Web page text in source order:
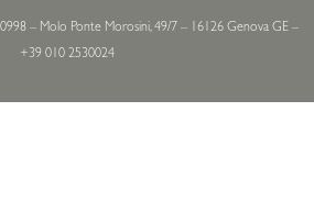
– Molo Ponte Morosini, 49/7 – 16126 Genova GE –
+39 010 2530024